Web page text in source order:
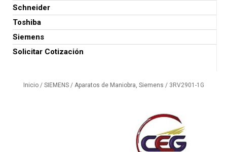
Schneider
Toshiba
Siemens
Solicitar Cotización
Inicio/ SIEMENS/ Aparatos de Maniobra, Siemens / 3RV2901-1G